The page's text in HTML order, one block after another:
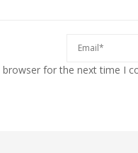
for the next time I